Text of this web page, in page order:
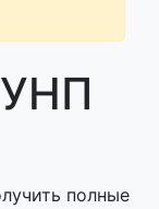
полные